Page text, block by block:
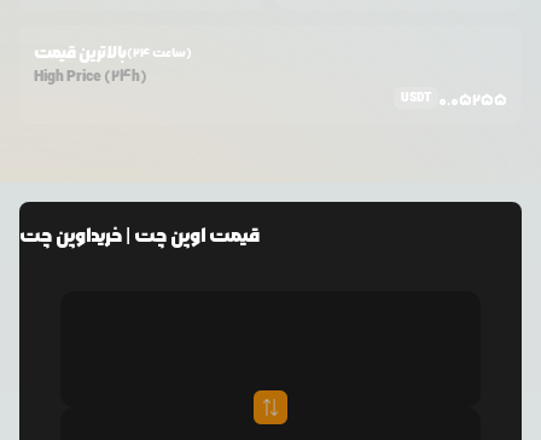
بالاترین قیمت (24 ساعت)
High Price (24h)
USDT 0.05255
قیمتاوپن چت | خریداوپن چت